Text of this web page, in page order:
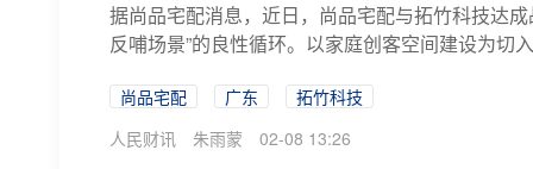
据尚品宅配消息，近日，尚品宅配与拓竹科技达
反哺场景”的良性循环。以家庭创客空间建设为切
尚品宅配 广东
拓竹科技
人民财讯
朱雨蒙 02-08 13:26